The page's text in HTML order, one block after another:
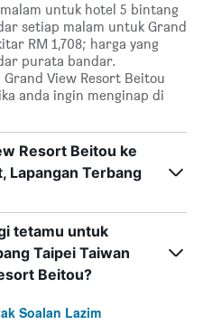
untuk hotel 5 bintang
setiap malam untuk Grand
RM 1,708; harga yang
purata bandar.
View Resort Beitou
anda ingin menginap di
Resort Beitou ke
Lapangan Terbang
tetamu untuk
Taipei Taiwan
Beitou?
Soalan Lazim